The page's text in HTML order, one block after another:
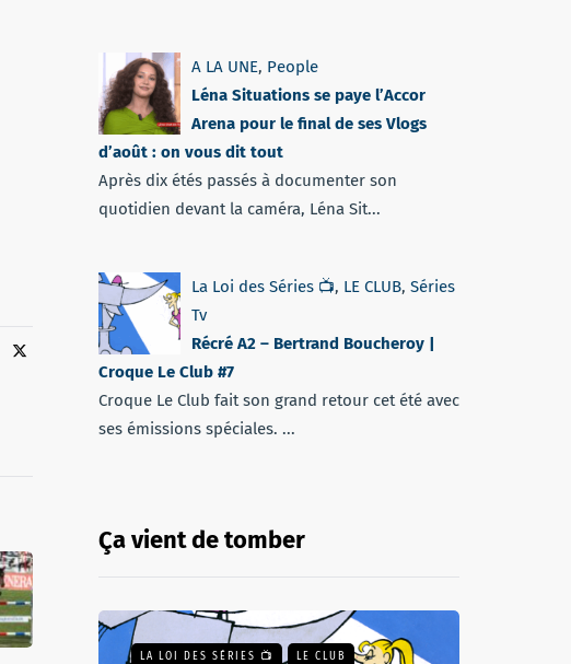
A LA UNE, People
Léna Situations se paye l’Accor
Arena pour le final de ses Vlogs
d’août : on vous dit tout
Après dix étés passés à documenter son
quotidien devant la caméra, Léna Sit...
La Loi des Séries 📺, LE CLUB, Séries
Tv
Récré A2 – Bertrand Boucheroy |
Croque Le Club #7
Croque Le Club fait son grand retour cet été avec
ses émissions spéciales. ...
Ça vient de tomber
LA LOI DES SÉRIES 📺 LE CLUB